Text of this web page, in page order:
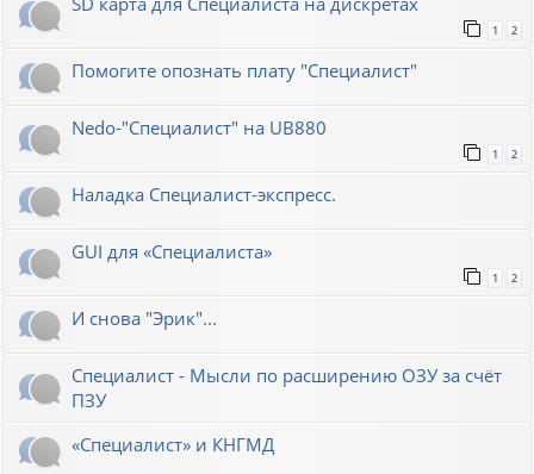
1 2
Помогите опознать плату "Специалист"
Nedo-"Специалист" на UB880
1 2
Наладка Специалист-экспресс.
GUI для «Специалиста»
1 2
И снова "Эрик"...
Специалист - Мысли по расширению ОЗУ за счёт
ПЗУ
«Специалист» и КНГМД